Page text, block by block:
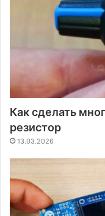
Как сделать
резистор
13.03.2026